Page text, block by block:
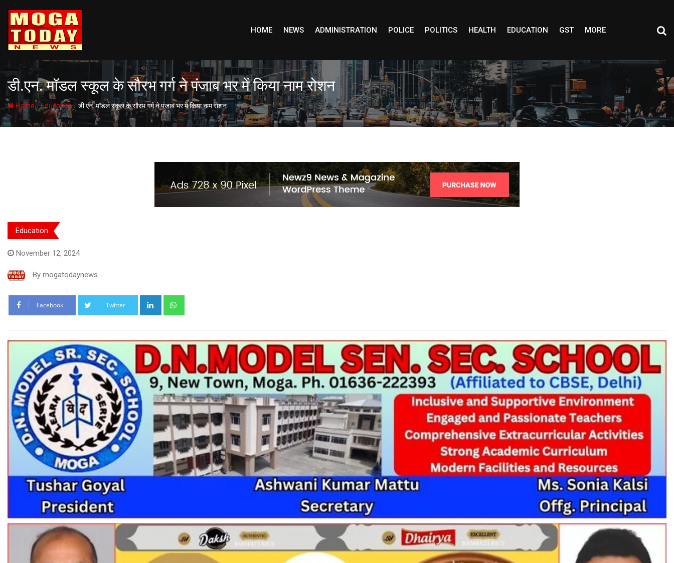
content
HOME NEWS ADMINISTRATION POLICE POLITICS HEALTH EDUCATION GST MORE
डी.एन. मॉडल स्कूल के सौरभ गर्ग ने पंजाब भर में किया नाम रोशन
Home-Education-डी.एन. मॉडल स्कूल के सौरभ गर्ग ने पंजाब भर में किया नाम रोशन
Education
November 12, 2024
By mogatodaynews -
Facebook Twitter LinkedIn